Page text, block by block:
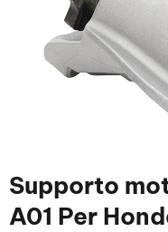
Supporto
A01 Per